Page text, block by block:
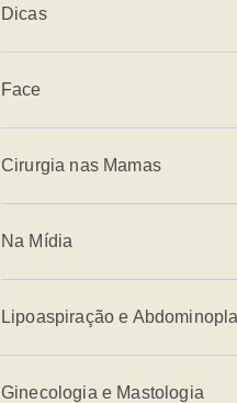
Dicas
Face
Cirurgia nas Mamas
Na Mídia
Lipoaspiração e
Ginecologia e Mastologia